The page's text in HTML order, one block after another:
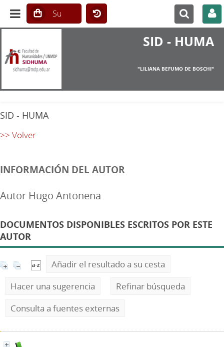
SID - HUMA
"LILIANA BEFUMO DE BOSCHI"
SID - HUMA
>> Volver
INFORMACIÓN DEL AUTOR
Autor Hugo Antonena
DOCUMENTOS DISPONIBLES ESCRITOS POR ESTE
AUTOR
Añadir el resultado a su cesta
Hacer una sugerencia
Refinar búsqueda
Consulta a fuentes externas